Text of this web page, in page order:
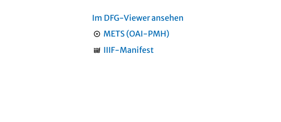
Im DFG-Viewer ansehen
METS (OAI-PMH)
IIIF-Manifest